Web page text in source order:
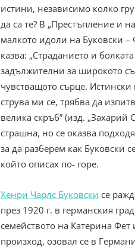
истини, независимо колко
да са те? В „Престъпление и
малкото идоли на Буковски –
казва: „Страданието и
задължителни за широкото
чувстващото сърце. Истински
струва ми се, трябва да
велика скръб” (изд. „Захарий
страшна, но се оказва
за да разберем как Буковски
който описах по- горе.
Хенри Чарлс Буковски се
през 1920 г. в германския
семейството на Катерина
произход, озовал се в